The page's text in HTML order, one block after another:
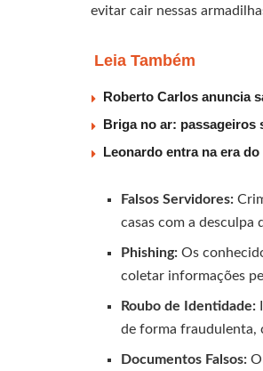
evitar cair nessas
Leia Também
Roberto Carlos anuncia
Briga no ar: passageiros
Leonardo entra na era
Falsos Servidores:
casas com a desculpa
Phishing: Os
coletar informações
Roubo de Identidade:
de forma fraudulenta,
Documentos Falsos: